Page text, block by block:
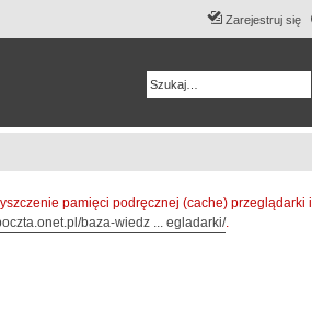
Zarejestruj się
pamięci podręcznej (cache) przeglądarki i
baza-wiedz ... egladarki/.